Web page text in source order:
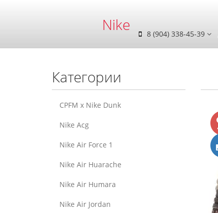
Nike 8 (904) 338-45-39
Категории
CPFM x Nike Dunk
Nike Acg
Nike Air Force 1
Nike Air Huarache
Nike Air Humara
Nike Air Jordan